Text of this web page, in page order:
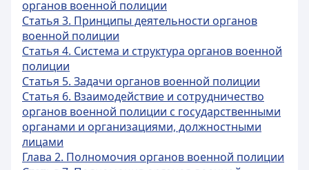
органов военной полиции
Статья 3. Принципы деятельности органов
военной полиции
Статья 4. Система и структура органов военной
полиции
Статья 5. Задачи органов военной полиции
Статья 6. Взаимодействие и сотрудничество
органов военной полиции с государственными
органами и организациями, должностными
лицами
Глава 2. Полномочия органов военной полиции